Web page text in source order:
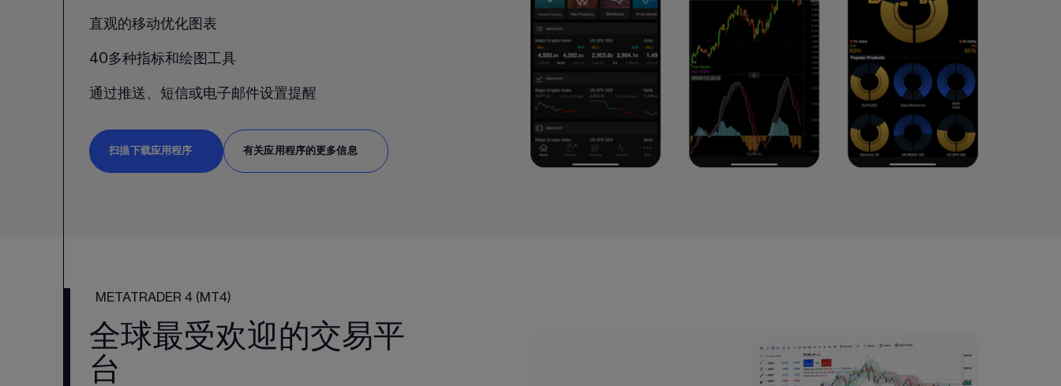
直观的移动优化图表
40多种指标和绘图工具
通过推送、短信或电子邮件设置提醒
扫描下载应用程序 有关应用程序的更多信息
METATRADER 4 (MT4)
全球最受欢迎的交易平
台